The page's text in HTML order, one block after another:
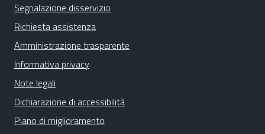
Segnalazione disservizio
Richiesta assistenza
Amministrazione trasparente
Informativa privacy
Note legali
Dichiarazione di accessibilità
Piano di miglioramento